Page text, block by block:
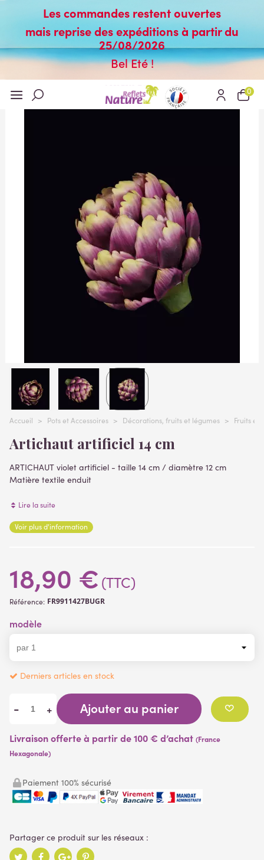
Les commandes restent ouvertes
mais reprise des expéditions à partir du
25/08/2026
Bel Eté !
0
Accueil > Pots et Accessoires > Décorations, fruits et légumes > Fruits et
Artichaut artificiel 14 cm
ARTICHAUT violet artificiel - taille 14 cm / diamètre 12 cm
Matière textile enduit
fruit artificiel
Lire la suite
Voir plus d'information
18,90 € (TTC)
Référence: FR9911427BUGR
modèle
Derniers articles en stock
- + Ajouter au panier
Livraison offerte à partir de 100 € d’achat (France
Hexagonale)
Paiement 100% sécurisé